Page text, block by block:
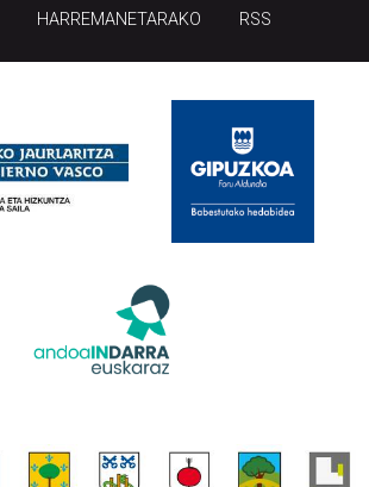
HARREMANETARAKO RSS